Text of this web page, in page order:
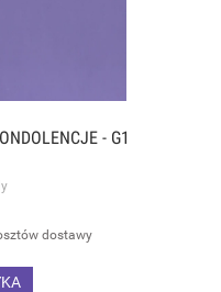
- G1
dostawy